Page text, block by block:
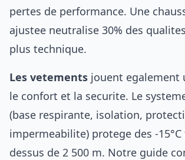
pertes de performance. Une
ajustee neutralise 30% des
plus technique.
Les vetements jouent egalement
le confort et la securite. Le
(base respirante, isolation,
impermeabilite) protege des -
dessus de 2 500 m. Notre guide